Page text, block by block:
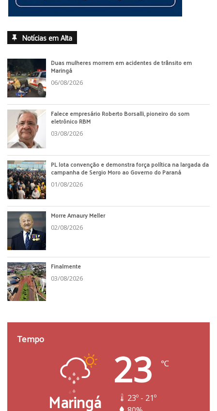
Notícias em Alta
Duas mulheres morrem em acidentes de trânsito em
Maringá
06/08/2026
Falece empresário Roberto Borsalli, pioneiro do som
eletrônico RBM
03/08/2026
PL lota convenção e demonstra força política na largada da
campanha de Sergio Moro ao Governo do Paraná
01/08/2026
Morre Amaury Meller
02/08/2026
Finalmente
03/08/2026
Tempo
Maringá
23 ℃
23º - 21º